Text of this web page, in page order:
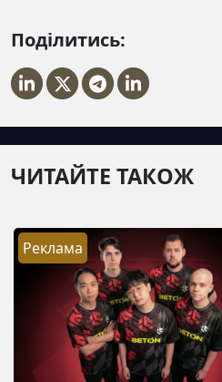
Поділитись:
ЧИТАЙТЕ ТАКОЖ
Реклама